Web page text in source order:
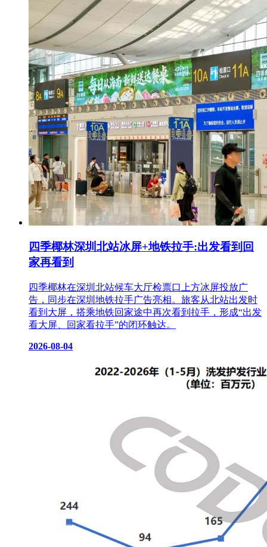
四季椰林深圳北站冰屏+地铁拉手:出发看到回
家再看到
四季椰林在深圳北站候车大厅检票口上方冰屏投放广
告，同步在深圳地铁拉手广告亮相。旅客从北站出发时
看到大屏，搭乘地铁回家途中再次看到拉手，形成“出发
看大屏、回家看拉手”的闭环触达。
2026-08-04